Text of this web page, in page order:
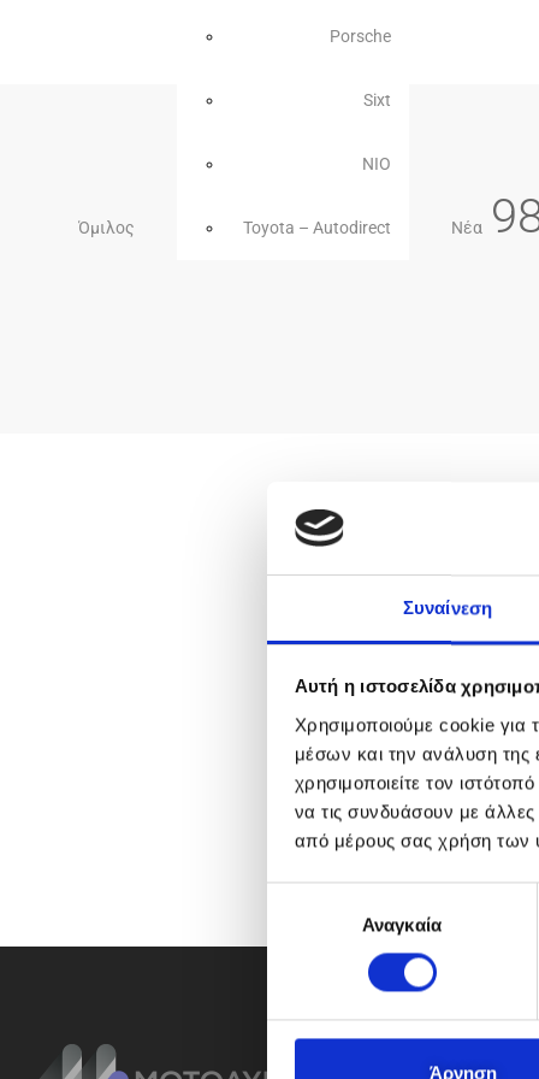
Συναίνεση
Αυτή η ιστοσελίδα
Χρησιμοποιούμε cookie για
μέσων και την ανάλυση της
χρησιμοποιείτε τον
να τις συνδυάσουν με
από μέρους σας χρήση των
ή
Αναγκαία
Άρνηση
Όμιλος
Porsche
Sixt
NIO
Toyota – Autodirect Νέα